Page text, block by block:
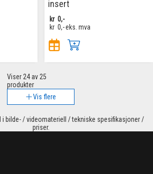
insert
kr 0,-
kr 0,-eks. mva
Viser 24av 25
produkter
Vis flere
i bilde- / videomateriell / tekniske spesifikasjoner /
priser.